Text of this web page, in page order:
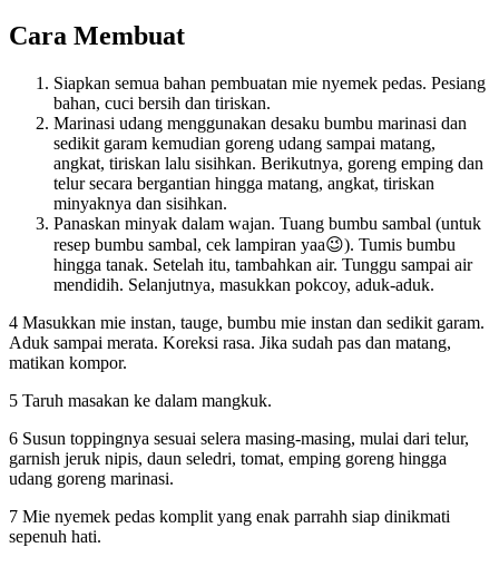
Cara Membuat
Siapkan semua bahan pembuatan mie nyemek pedas. Pesiang
bahan, cuci bersih dan tiriskan.
Marinasi udang menggunakan desaku bumbu marinasi dan
sedikit garam kemudian goreng udang sampai matang,
angkat, tiriskan lalu sisihkan. Berikutnya, goreng emping dan
telur secara bergantian hingga matang, angkat, tiriskan
minyaknya dan sisihkan.
Panaskan minyak dalam wajan. Tuang bumbu sambal (untuk
resep bumbu sambal, cek lampiran yaa😉). Tumis bumbu
hingga tanak. Setelah itu, tambahkan air. Tunggu sampai air
mendidih. Selanjutnya, masukkan pokcoy, aduk-aduk.
4 Masukkan mie instan, tauge, bumbu mie instan dan sedikit garam.
Aduk sampai merata. Koreksi rasa. Jika sudah pas dan matang,
matikan kompor.
5 Taruh masakan ke dalam mangkuk.
6 Susun toppingnya sesuai selera masing-masing, mulai dari telur,
garnish jeruk nipis, daun seledri, tomat, emping goreng hingga
udang goreng marinasi.
7 Mie nyemek pedas komplit yang enak parrahh siap dinikmati
sepenuh hati.